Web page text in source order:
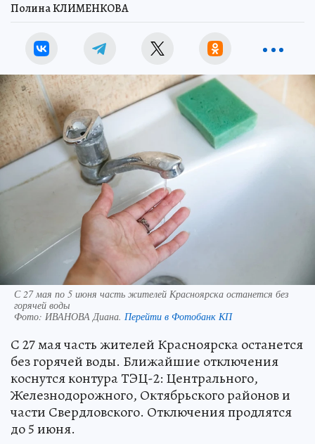
Полина КЛИМЕНКОВА
С 27 мая по 5 июня часть жителей Красноярска останется без
горячей воды
Фото: ИВАНОВА Диана. Перейти в Фотобанк КП
С 27 мая часть жителей Красноярска останется
без горячей воды. Ближайшие отключения
коснутся контура ТЭЦ-2: Центрального,
Железнодорожного, Октябрьского районов и
части Свердловского. Отключения продлятся
до 5 июня.